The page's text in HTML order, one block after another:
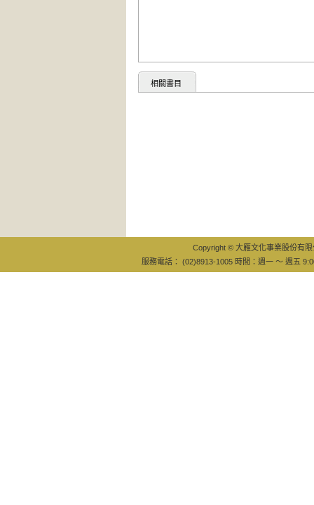
相關書目
Copyright © 大雁文化事業股份有
服務電話： (02)8913-1005 時間：週一 ～ 週五